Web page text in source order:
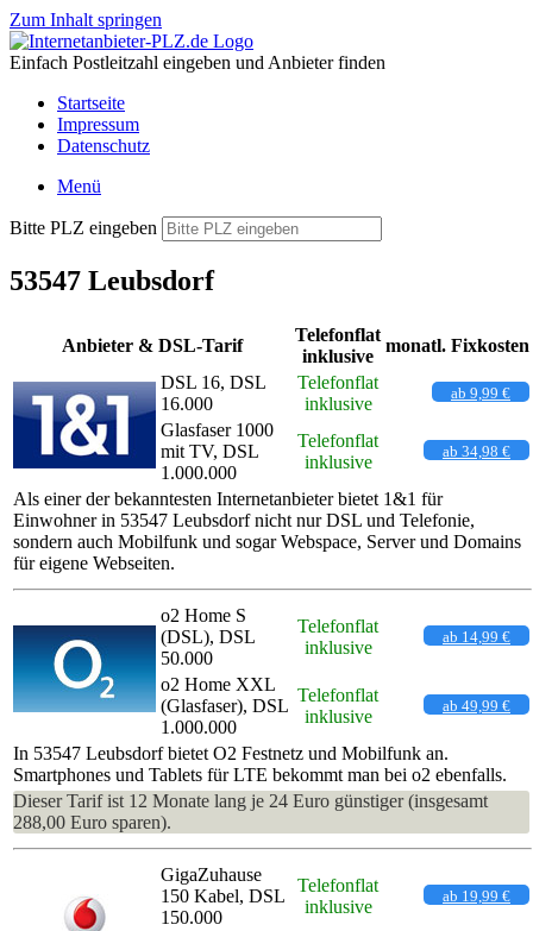
Zum Inhalt springen
Einfach Postleitzahl eingeben und Anbieter finden
Startseite
Impressum
Datenschutz
Menü
Bitte PLZ eingeben
53547 Leubsdorf
Anbieter & DSL-Tarif
Telefonflat
inklusive
monatl. Fixkosten
DSL 16, DSL
16.000
Telefonflat
inklusive
ab 9,99 €
Glasfaser 1000
mit TV, DSL
1.000.000
Telefonflat
inklusive
ab 34,98 €
Als einer der bekanntesten Internetanbieter bietet 1&1 für
Einwohner in 53547 Leubsdorf nicht nur DSL und Telefonie,
sondern auch Mobilfunk und sogar Webspace, Server und Domains
für eigene Webseiten.
o2 Home S
(DSL), DSL
50.000
Telefonflat
inklusive
ab 14,99 €
o2 Home XXL
(Glasfaser), DSL
1.000.000
Telefonflat
inklusive
ab 49,99 €
In 53547 Leubsdorf bietet O2 Festnetz und Mobilfunk an.
Smartphones und Tablets für LTE bekommt man bei o2 ebenfalls.
Dieser Tarif ist 12 Monate lang je 24 Euro günstiger (insgesamt
288,00 Euro sparen).
GigaZuhause
150 Kabel, DSL
150.000
Telefonflat
inklusive
ab 19,99 €